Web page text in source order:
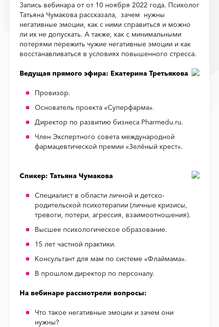
Запись вебинара от от 10 ноября 2022 года. Психолог
Татьяна Чумакова рассказала, зачем нужны
негативные эмоции, как с ними справиться и можно
ли их не допускать. А также, как с минимальными
потерями пережить чужие негативные эмоции и как
восстанавливаться в условиях повышенного стресса.
Ведущая прямого эфира: Екатерина Третьякова
Провизор.
Основатель проекта «Суперфарма».
Директор по развитию бизнеса Pharmedu.ru.
Член Экспертного совета международной
фармацевтической премии «Зелёный крест».
Спикер: Татьяна Чумакова
Специалист в области личной и детско-
родительской психотерапии (личные кризисы,
тревоги, потери, агрессия, взаимоотношения).
Высшее психологическое образование.
15 лет частной практики.
Консультант для мам по системе «Флаймама».
В прошлом директор по персоналу.
На вебинаре рассмотрели вопросы:
Что такое негативные эмоции и зачем они
нужны?